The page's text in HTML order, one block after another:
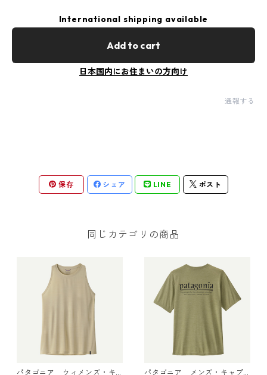
International shipping available
Add to cart
日本国内にお住まいの方向け
通報する
保存 シェア LINE ポスト
同じカテゴリの商品
パタゴニア ウィメンズ・キ パタゴニア メンズ・キャプ